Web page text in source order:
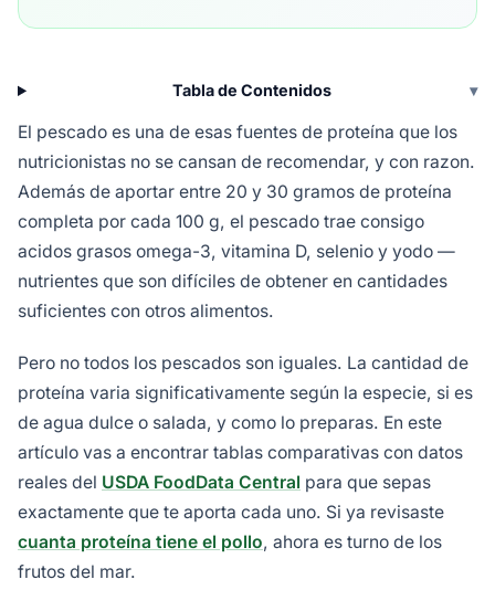
Tabla de Contenidos ▾
El pescado es una de esas fuentes de proteína que los
nutricionistas no se cansan de recomendar, y con razon.
Además de aportar entre 20 y 30 gramos de proteína
completa por cada 100 g, el pescado trae consigo
acidos grasos omega-3, vitamina D, selenio y yodo —
nutrientes que son difíciles de obtener en cantidades
suficientes con otros alimentos.
Pero no todos los pescados son iguales. La cantidad de
proteína varia significativamente según la especie, si es
de agua dulce o salada, y como lo preparas. En este
artículo vas a encontrar tablas comparativas con datos
reales del USDA FoodData Central para que sepas
exactamente que te aporta cada uno. Si ya revisaste
cuanta proteína tiene el pollo, ahora es turno de los
frutos del mar.